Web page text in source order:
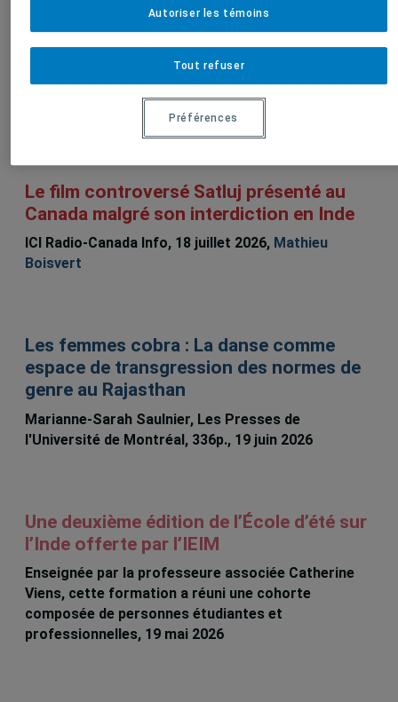
Sur le même sujet
Le film controversé Satluj présenté au
Canada malgré son interdiction en Inde
ICI Radio-Canada Info, 18 juillet 2026, Mathieu
Boisvert
Les femmes cobra : La danse comme
espace de transgression des normes de
genre au Rajasthan
Marianne-Sarah Saulnier, Les Presses de
l'Université de Montréal, 336p., 19 juin 2026
Une deuxième édition de l’École d’été sur
l’Inde offerte par l’IEIM
Enseignée par la professeure associée Catherine
Viens, cette formation a réuni une cohorte
composée de personnes étudiantes et
professionnelles, 19 mai 2026
Tout refuser
Autoriser les témoins
Préférences